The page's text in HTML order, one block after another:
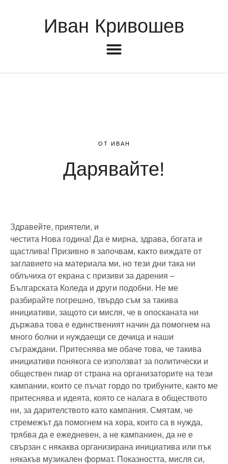
Иван Кривошев
ОТ ИВАН
Дарявайте!
Здравейте, приятели, и
честита Нова година! Да е мирна, здрава, богата и
щастлива! Призивно я започвам, както виждате от
заглавието на материала ми, но тези дни така ни
облъчиха от екрана с призиви за дарения –
Българската Коледа и други подобни. Не ме
разбирайте погрешно, твърдо съм за такива
инициативи, защото си мисля, че в опосканата ни
държава това е единственият начин да помогнем на
много болни и нуждаещи се дечица и наши
съграждани. Притеснява ме обаче това, че такива
инициативи понякога се използват за политически и
обществен пиар от страна на организаторите на тези
кампании, които се пъчат гордо по трибуните, както ме
притеснява и идеята, която се налага в обществото
ни, за дарителството като кампания. Смятам, че
стремежът да помогнем на хора, които са в нужда,
трябва да е ежедневен, а не кампаниен, да не е
свързан с някаква организирана инициатива или пък
някакъв музикален формат. Показността, мисля си,